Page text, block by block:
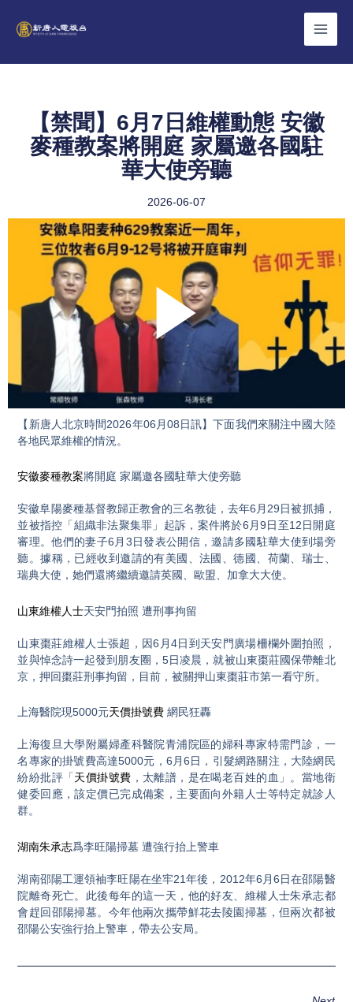
【禁聞】6月7日維權動態 安徽
麥種教案將開庭 家屬邀各國駐
華大使旁聽
2026-06-07
Play
Video
【新唐人北京時間2026年06月08日訊】下面我們來關注中國大陸
各地民眾維權的情況。
安徽麥種教案將開庭 家屬邀各國駐華大使旁聽
安徽阜陽麥種基督教歸正教會的三名教徒，去年6月29日被抓捕，
並被指控「組織非法聚集罪」起訴，案件將於6月9日至12日開庭
審理。他們的妻子6月3日發表公開信，邀請多國駐華大使到場旁
聽。據稱，已經收到邀請的有美國、法國、德國、荷蘭、瑞士、
瑞典大使，她們還將繼續邀請英國、歐盟、加拿大大使。
山東維權人士天安門拍照 遭刑事拘留
山東棗莊維權人士張超，因6月4日到天安門廣場柵欄外圍拍照，
並與悼念詩一起發到朋友圈，5日凌晨，就被山東棗莊國保帶離北
京，押回棗莊刑事拘留，目前，被關押山東棗莊市第一看守所。
上海醫院現5000元天價掛號費 網民狂轟
上海復旦大學附屬婦產科醫院青浦院區的婦科專家特需門診，一
名專家的掛號費高達5000元，6月6日，引髮網路關注，大陸網民
紛紛批評「天價掛號費 ，太離譜，是在喝老百姓的血」。當地衛
健委回應，該定價已完成備案，主要面向外籍人士等特定就診人
群。
湖南朱承志爲李旺陽掃墓 遭強行抬上警車
湖南邵陽工運領袖李旺陽在坐牢21年後，2012年6月6日在邵陽醫
院離奇死亡。此後每年的這一天，他的好友、維權人士朱承志都
會趕回邵陽掃墓。今年他兩次攜帶鮮花去陵園掃墓，但兩次都被
邵陽公安強行抬上警車，帶去公安局。